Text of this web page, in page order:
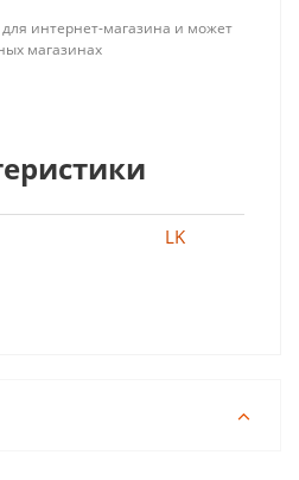
интернет-магазина и может
магазинах
LK